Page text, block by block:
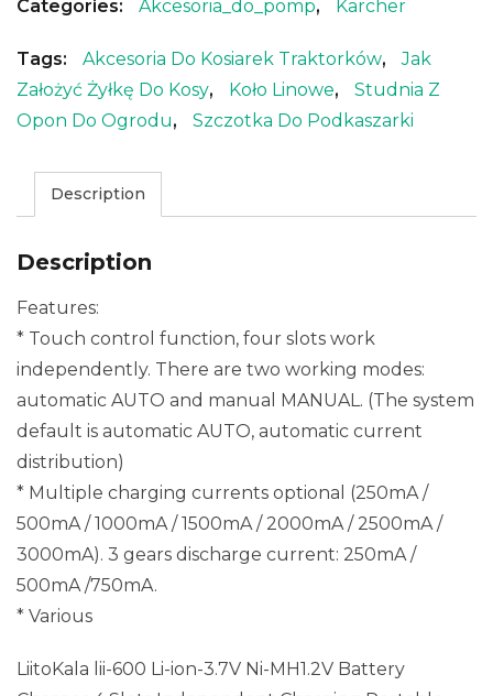
Categories: Akcesoria_do_pomp, Karcher
Tags: Akcesoria Do Kosiarek Traktorków,
Jak
Założyć Żyłkę Do Kosy, Koło Linowe,
Studnia Z
Opon Do Ogrodu, Szczotka Do Podkaszarki
Description
Description
Features:
* Touch control function, four slots work
independently. There are two working modes:
automatic AUTO and manual MANUAL. (The system
default is automatic AUTO, automatic current
distribution)
* Multiple charging currents optional (250mA /
500mA / 1000mA / 1500mA / 2000mA / 2500mA /
3000mA). 3 gears discharge current: 250mA /
500mA /750mA.
* Various
LiitoKala lii-600 Li-ion-3.7V Ni-MH1.2V Battery